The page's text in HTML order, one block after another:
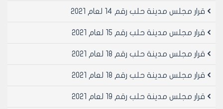
يتم استيفاء غرامه عن المساحه المحسومه سابقا تعادل
وتقدر المنفعة ب 0.25*ع
مجلس مدينه حلب رقم 20 لعام 2003
نقصانه بمقدار 10% وذلك حسب اهميه الصاله وموقعها
قرار مجلس مدينة حلب رقم 14 لعام 2021
قرار مجلس مدينة حلب رقم 15 لعام 2021
قرار مجلس مدينة حلب رقم 18 لعام 2021
قرار مجلس مدينة حلب رقم 18 لعام 2021
قرار مجلس مدينة حلب رقم 19 لعام 2021